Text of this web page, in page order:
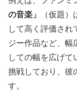
の音楽」
（仮題
して高く評価され
ジー作品など、幅
しての幅を広げて
挑戦しており、彼
す。